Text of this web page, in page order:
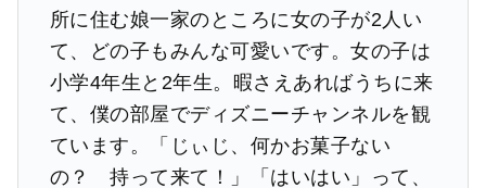
所に住む娘一家のところに女の子が2人い
て、どの子もみんな可愛いです。女の子は
小学4年生と2年生。暇さえあればうちに来
て、僕の部屋でディズニーチャンネルを観
ています。「じぃじ、何かお菓子ない
の？ 持って来て！」「はいはい」って、